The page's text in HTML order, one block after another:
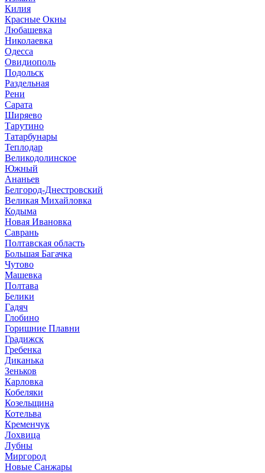
Килия
Красные Окны
Любашевка
Николаевка
Одесса
Овидиополь
Подольск
Раздельная
Рени
Сарата
Ширяево
Тарутино
Татарбунары
Теплодар
Великодолинское
Южный
Ананьев
Белгород-Днестровский
Великая Михайловка
Кодыма
Новая Ивановка
Саврань
Полтавская область
Большая Багачка
Чутово
Машевка
Полтава
Белики
Гадяч
Глобино
Горишние Плавни
Градижск
Гребенка
Диканька
Зеньков
Карловка
Кобеляки
Козельщина
Котельва
Кременчук
Лохвица
Лубны
Миргород
Новые Санжары